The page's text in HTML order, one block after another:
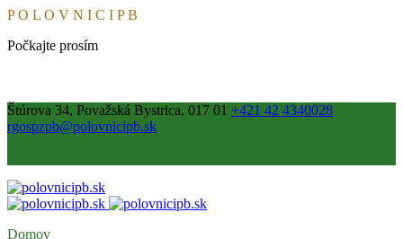
PO L O V N I C I PB
Počkajte prosím
Štúrova 34, Považská Bystrica, 017 01 +421 42 4340028
rgospzpb@polovnicipb.sk
Domov